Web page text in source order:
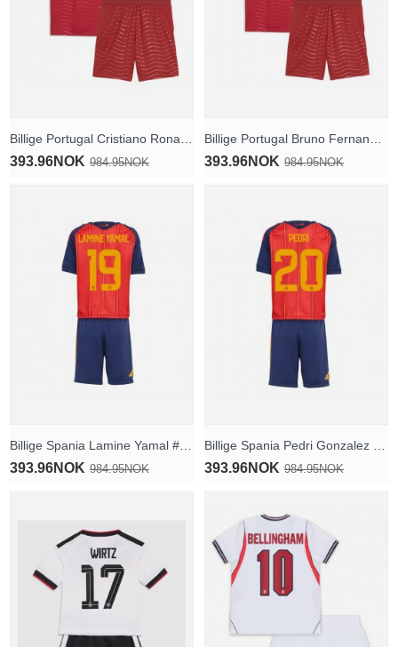
393.96NOK 984.95NOK 393.96NOK 984.95NOK
393.96NOK 984.95NOK 393.96NOK 984.95NOK